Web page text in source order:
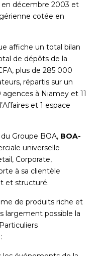
en décembre 2003 et
cotée en
affiche un total bilan
de dépôts de la
plus de 285 000
répartis sur un
à Niamey et 11
et 1 espace
Groupe BOA, BOA-
universelle
Corporate,
à sa clientèle
et structuré.
de produits riche et
largement possible la